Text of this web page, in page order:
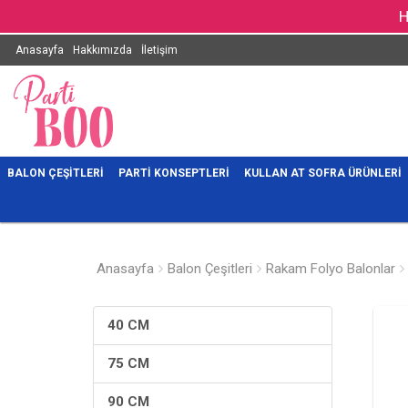
Anasayfa Hakkımızda İletişim
BALON ÇEŞITLERI PARTI KONSEPTLERI KULLAN AT SOFRA ÜRÜNLERI
Anasayfa Balon Çeşitleri Rakam Folyo Balonlar
40 CM
75 CM
90 CM